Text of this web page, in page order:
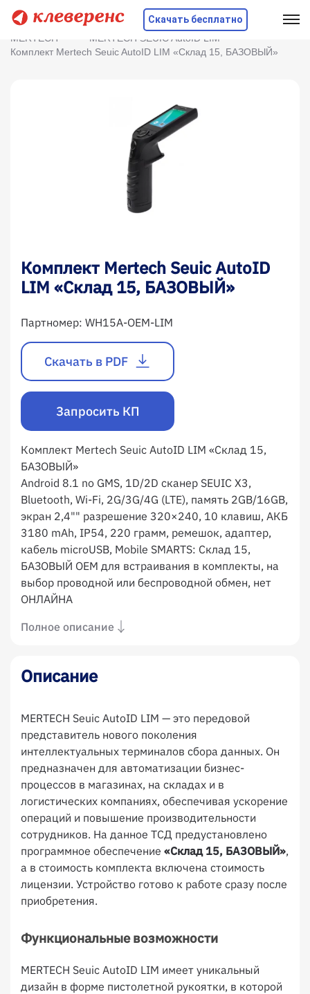
Скачать бесплатно
Главная Оборудование
ТСД
MERTECH
MERTECH SEUIC AutoID LIM
Комплект Mertech Seuic AutoID LIM «Склад 15, БАЗОВЫЙ»
Комплект Mertech Seuic AutoID
LIM «Склад 15, БАЗОВЫЙ»
Партномер: WH15A-OEM-LIM
Скачать в PDF
Запросить КП
Комплект Mertech Seuic AutoID LIM «Склад 15,
БАЗОВЫЙ»
Android 8.1 no GMS, 1D/2D сканер SEUIC X3,
Bluetooth, Wi-Fi, 2G/3G/4G (LTE), память 2GB/16GB,
экран 2,4"" разрешение 320×240, 10 клавиш, АКБ
3180 mAh, IP54, 220 грамм, ремешок, адаптер,
кабель microUSB, Mobile SMARTS: Склад 15,
БАЗОВЫЙ OEM для встраивания в комплекты, на
выбор проводной или беспроводной обмен, нет
ОНЛАЙНА
Полное описание
Описание
MERTECH Seuic AutoID LIM — это передовой
представитель нового поколения
интеллектуальных терминалов сбора данных. Он
предназначен для автоматизации бизнес-
процессов в магазинах, на складах и в
логистических компаниях, обеспечивая ускорение
операций и повышение производительности
сотрудников. На данное ТСД предустановлено
программное обеспечение «Склад 15, БАЗОВЫЙ»,
а в стоимость комплекта включена стоимость
лицензии. Устройство готово к работе сразу после
приобретения.
Функциональные возможности
MERTECH Seuic AutoID LIM имеет уникальный
дизайн в форме пистолетной рукоятки, в которой